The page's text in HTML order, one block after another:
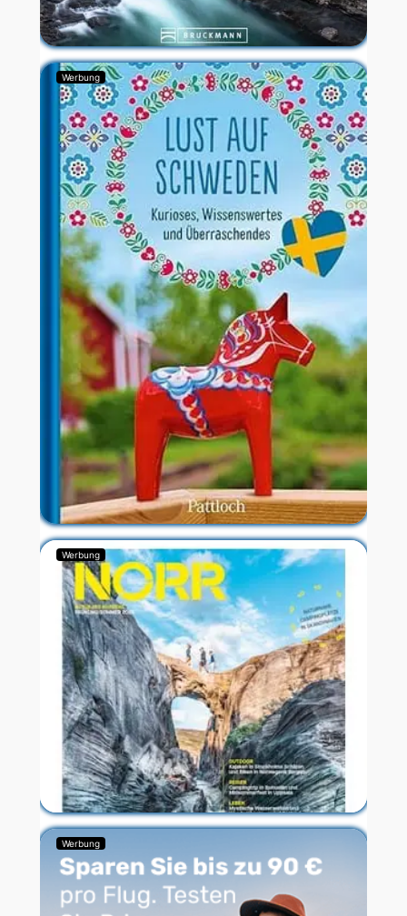
Werbung
Werbung
Werbung